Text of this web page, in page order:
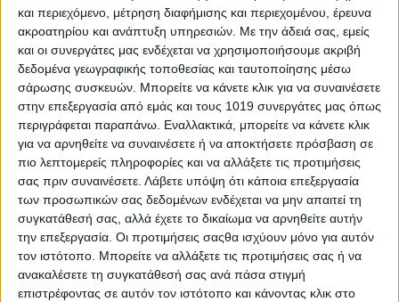
και περιεχόμενο, μέτρηση διαφήμισης και περιεχομένου, έρευνα
ακροατηρίου και ανάπτυξη υπηρεσιών. Με την άδειά σας, εμείς
και οι συνεργάτες μας ενδέχεται να χρησιμοποιήσουμε ακριβή
δεδομένα γεωγραφικής τοποθεσίας και ταυτοποίησης μέσω
σάρωσης συσκευών. Μπορείτε να κάνετε κλικ για να συναινέσετε
στην επεξεργασία από εμάς και τους 1019 συνεργάτες μας όπως
περιγράφεται παραπάνω. Εναλλακτικά, μπορείτε να κάνετε κλικ
για να αρνηθείτε να συναινέσετε ή να αποκτήσετε πρόσβαση σε
πιο λεπτομερείς πληροφορίες και να αλλάξετε τις προτιμήσεις
σας πριν συναινέσετε. Λάβετε υπόψη ότι κάποια επεξεργασία
των προσωπικών σας δεδομένων ενδέχεται να μην απαιτεί τη
συγκατάθεσή σας, αλλά έχετε το δικαίωμα να αρνηθείτε αυτήν
την επεξεργασία. Οι προτιμήσεις σαςθα ισχύουν μόνο για αυτόν
τον ιστότοπο. Μπορείτε να αλλάξετε τις προτιμήσεις σας ή να
ανακαλέσετε τη συγκατάθεσή σας ανά πάσα στιγμή
επιστρέφοντας σε αυτόν τον ιστότοπο και κάνοντας κλικ στο
Η ανακοίνωση της ΕΛΑΣ
«Απογευματινές ώρες σήμερα προσήχθησαν στην έδρα της
Υποδιεύθυνσης Δίωξης και Εξιχνίασης Εγκλημάτων κατά της
Ζωής και της Ιδιοκτησίας της Διεύθυνσης Αντιμετώπισης
Οργανωμένου Εγκλήματος 8 άτομα (6 άνδρες και 2 γυναίκες)
και εξετάζονται για την εμπλοκή τους σε υπόθεση ληστείας που
έλαβε χώρα πρωινές ώρες σήμερα 11/05/2026 σε
υποκατάστημα τράπεζας σε περιοχή της Φθιώτιδας, καθώς και
σε έτερες ληστείες. Από τις μέχρι στιγμής έρευνες έχει
εντοπισθεί βαρύς οπλισμός. Θα ακολουθήσει νεότερη
ενημέρωση».
Το χρονικό
Όλα έγιναν στις 10 το πρωί όταν δύο δράστες με καλυμμένα τα